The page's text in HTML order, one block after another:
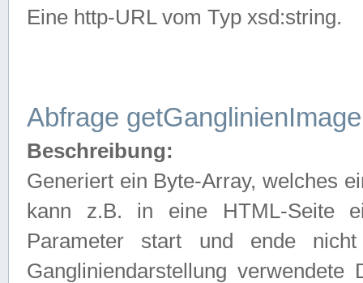
Eine http-URL vom Typ xsd:string.
Abfrage getGanglinienImage
Beschreibung:
Generiert ein Byte-Array, welches
kann z.B. in eine HTML-Seite
Parameter start und ende
Gangliniendarstellung